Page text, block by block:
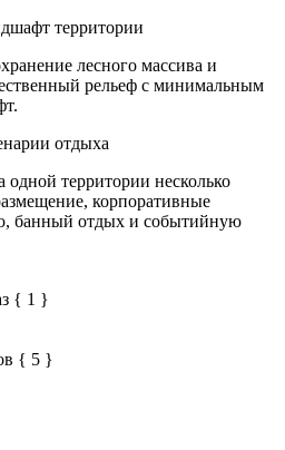
территории
лесного массива и
рельеф с минимальным
отдыха
одной территории несколько
корпоративные
банный отдых и событийную
{ 1 }
{ 5 }